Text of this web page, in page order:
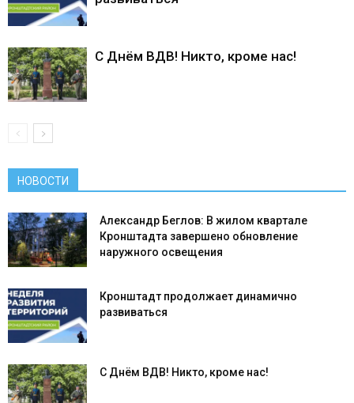
С Днём ВДВ! Никто, кроме нас!
НОВОСТИ
Александр Беглов: В жилом квартале
Кронштадта завершено обновление
наружного освещения
Кронштадт продолжает динамично
развиваться
С Днём ВДВ! Никто, кроме нас!